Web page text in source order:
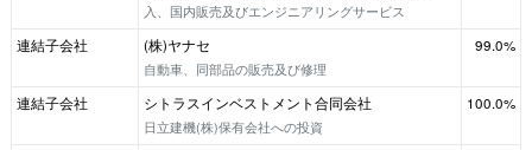
入、国内販売及びエンジニアリングサービス
連結子会社
(株)ヤナセ
自動車、同部品の販売及び修理
99.0%
連結子会社
シトラスインベストメント合同会社
日立建機(株)保有会社への投資
100.0%